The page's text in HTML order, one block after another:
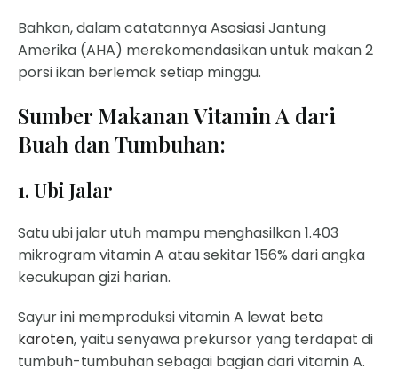
Bahkan, dalam catatannya Asosiasi Jantung
Amerika (AHA) merekomendasikan untuk makan 2
porsi ikan berlemak setiap minggu.
Sumber Makanan Vitamin A dari
Buah dan Tumbuhan:
1. Ubi Jalar
Satu ubi jalar utuh mampu menghasilkan 1.403
mikrogram vitamin A atau sekitar 156% dari angka
kecukupan gizi harian.
Sayur ini memproduksi vitamin A lewat beta
karoten, yaitu senyawa prekursor yang terdapat di
tumbuh-tumbuhan sebagai bagian dari vitamin A.